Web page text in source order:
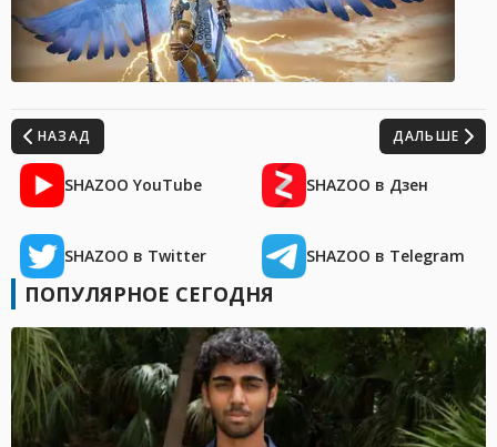
НАЗАД ДАЛЬШЕ
SHAZOO YouTube SHAZOO в Дзен
SHAZOO в Twitter SHAZOO в Telegram
ПОПУЛЯРНОЕ СЕГОДНЯ